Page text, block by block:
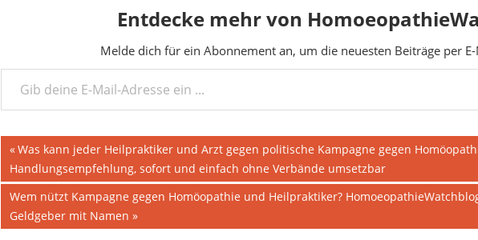
Entdecke mehr von
Melde dich für ein Abonnement an, um die neuesten Beiträge per
Gib deine E-Mail-Adresse ein ...
Beitragsnavigation
Vorheriger
Beitrag:
Was kann jeder Heilpraktiker und Arzt gegen politische Kampagne gegen
Handlungsempfehlung, sofort und einfach ohne Verbände umsetzbar
Nächster
Beitrag:
Wem nützt Kampagne gegen Homöopathie und Heilpraktiker?
Geldgeber mit Namen